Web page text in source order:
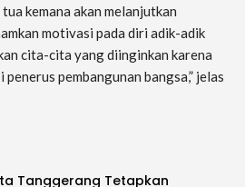
kemana akan melanjutkan
motivasi pada diri adik-adik
cita-cita yang diinginkan karena
pembangunan bangsa,” jelas
Tanggerang Tetapkan